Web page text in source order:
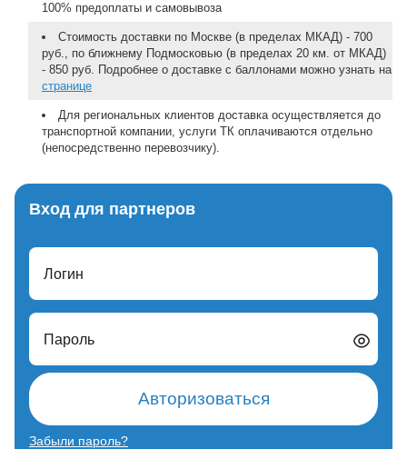
100% предоплаты и самовывоза
Стоимость доставки по Москве (в пределах МКАД) - 700
руб., по ближнему Подмосковью (в пределах 20 км. от МКАД)
- 850 руб. Подробнее о доставке с баллонами можно узнать на
странице
Для региональных клиентов доставка осуществляется до
транспортной компании, услуги ТК оплачиваются отдельно
(непосредственно перевозчику).
Вход для партнеров
Логин
Пароль
Авторизоваться
Забыли пароль?